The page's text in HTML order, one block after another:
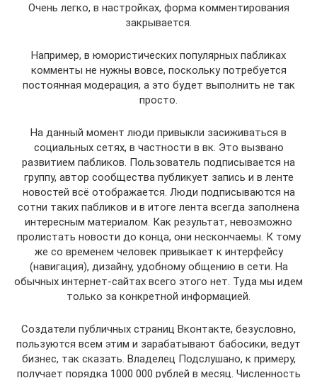
Очень легко, в настройках, форма комментирования
закрывается.
Например, в юмористических популярных пабликах
комменты не нужны вовсе, поскольку потребуется
постоянная модерация, а это будет выполнить не так
просто.
На данный момент люди привыкли засиживаться в
социальных сетях, в частности в вк. Это вызвано
развитием пабликов. Пользователь подписывается на
группу, автор сообщества публикует запись и в ленте
новостей всё отображается. Люди подписываются на
сотни таких пабликов и в итоге лента всегда заполнена
интересным материалом. Как результат, невозможно
пролистать новости до конца, они нескончаемы. К тому
же со временем человек привыкает к интерфейсу
(навигация), дизайну, удобному общению в сети. На
обычных интернет-сайтах всего этого нет. Туда мы идем
только за конкретной информацией.
Создатели публичных страниц Вконтакте, безусловно,
пользуются всем этим и зарабатывают бабосики, ведут
бизнес, так сказать. Владелец Подслушано, к примеру,
получает порядка 1000 000 рублей в месяц. Численность